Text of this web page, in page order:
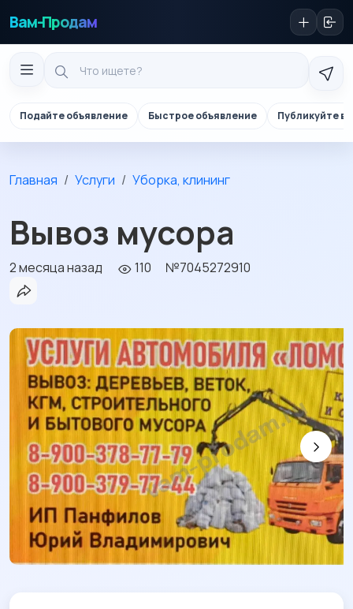
Вам-Продам
Подайте объявление Быстрое объявление Публикуйте в
Главная Услуги Уборка, клининг
Вывоз мусора
2 месяца назад 110 №7045272910